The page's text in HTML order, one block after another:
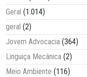
Geral (1.014)
geral (2)
Jovem Advocacia (364)
Linguiça Mecânica (2)
Meio Ambiente (116)